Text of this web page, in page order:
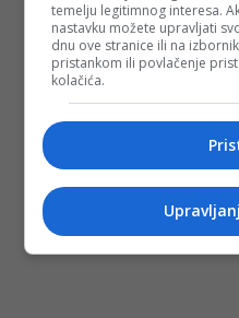
temelju legitimnog interesa.
nastavku možete upravljati
dnu ove stranice ili na
pristankom ili povlačenje
kolačića.